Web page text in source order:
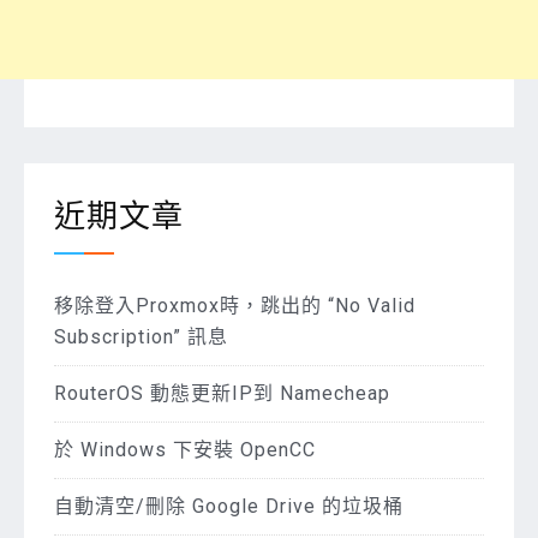
近期文章
移除登入Proxmox時，跳出的 “No Valid
Subscription” 訊息
RouterOS 動態更新IP到 Namecheap
於 Windows 下安裝 OpenCC
自動清空/刪除 Google Drive 的垃圾桶